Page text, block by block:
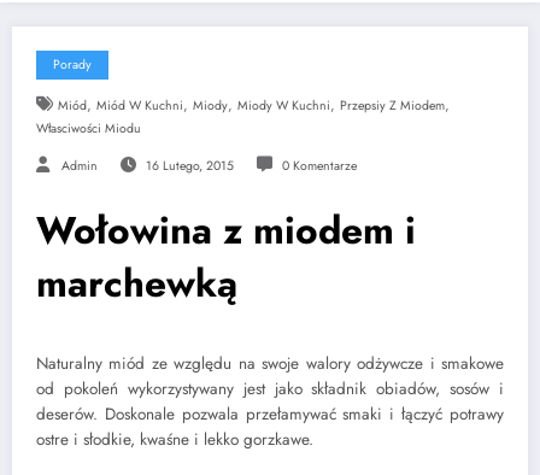
Porady
Miód, Miód W Kuchni, Miody, Miody W Kuchni, Przepsiy Z Miodem,
Własciwości Miodu
Admin 16 Lutego, 2015 0 Komentarze
Wołowina z miodem i
marchewką
Naturalny miód ze względu na swoje walory odżywcze i smakowe
od pokoleń wykorzystywany jest jako składnik obiadów, sosów i
deserów. Doskonale pozwala przełamywać smaki i łączyć potrawy
ostre i słodkie, kwaśne i lekko gorzkawe.